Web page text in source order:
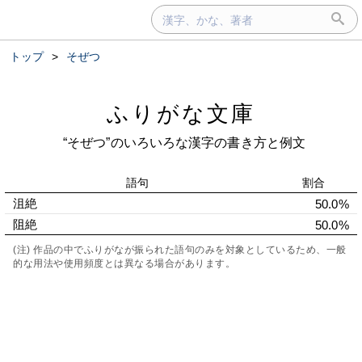
トップ > そぜつ
ふりがな文庫
“そぜつ”のいろいろな漢字の書き方と例文
語句 割合
沮絶
50.0%
阻絶
50.0%
(注) 作品の中でふりがなが振られた語句のみを対象としているため、一般
的な用法や使用頻度とは異なる場合があります。